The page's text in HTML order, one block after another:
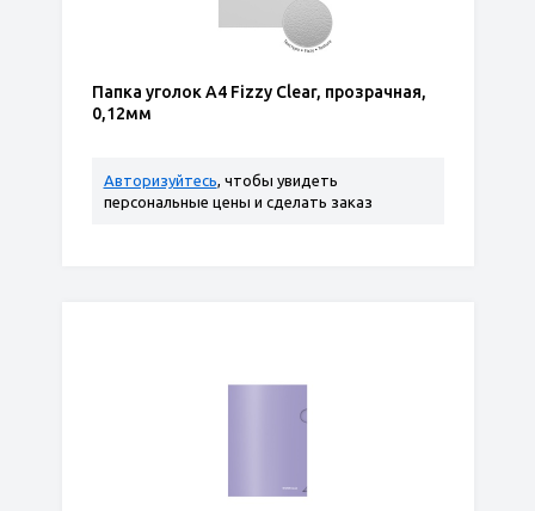
Папка уголок А4 Fizzy Clear, прозрачная,
0,12мм
Авторизуйтесь, чтобы увидеть
персональные цены и сделать заказ